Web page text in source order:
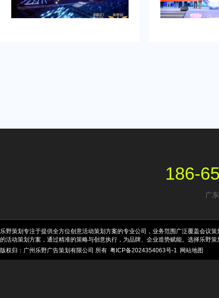
资源进行大规模
业的策划和执行
186-
广
乐野策划专注于提供全方位创意活动策划方案的专业公司，业务范围广泛覆盖会议
的活动策划方案，通过精准的策略与创意执行，为品牌、企业造势赋能。选择乐野
版权归：广州乐野广告策划有限公司 所有 粤ICP备2024354063号-1 网站地图